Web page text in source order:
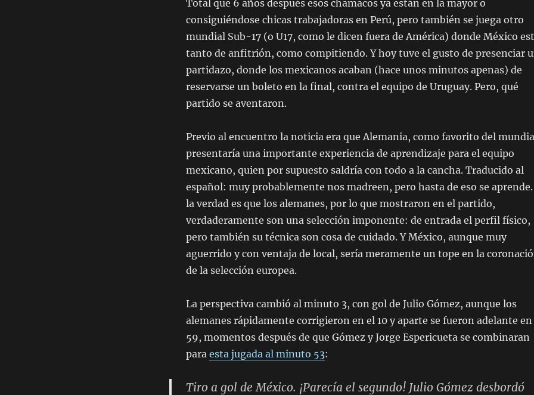
Total que 6 años después esos chamacos ya están en la mayor o
consiguiéndose chicas trabajadoras en Perú, pero también se juega otro
mundial Sub-17 (o U17, como le dicen fuera de América) donde México
tanto de anfitrión, como compitiendo. Y hoy tuve el gusto de presenciar
partidazo, donde los mexicanos acaban (hace unos minutos apenas) de
reservarse un boleto en la final, contra el equipo de Uruguay. Pero, qué
partido se aventaron.
Previo al encuentro la noticia era que Alemania, como favorito del
presentaría una importante experiencia de aprendizaje para el equipo
mexicano, quien por supuesto saldría con todo a la cancha. Traducido al
español: muy probablemente nos madreen, pero hasta de eso se aprende.
la verdad es que los alemanes, por lo que mostraron en el partido,
verdaderamente son una selección imponente: de entrada el perfil físico,
pero también su técnica son cosa de cuidado. Y México, aunque muy
aguerrido y con ventaja de local, sería meramente un tope en la
de la selección europea.
La perspectiva cambió al minuto 3, con gol de Julio Gómez, aunque los
alemanes rápidamente corrigieron en el 10 y aparte se fueron adelante en
59, momentos después de que Gómez y Jorge Espericueta se combinaran
para esta jugada al minuto 53:
Tiro a gol de México. ¡Parecía el segundo! Julio Gómez desbordó